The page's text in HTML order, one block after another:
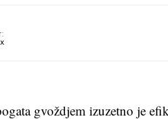
gvoždjem izuzetno je